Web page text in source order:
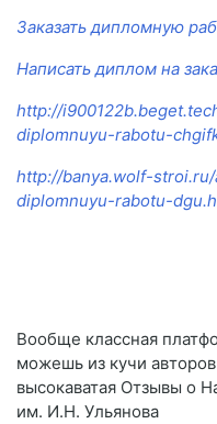
Заказать дипломную
Написать диплом на
http://
diplomnuyu-rabotu-
http://banya.wolf-
diplomnuyu-rabotu-
Вообще классная
можешь из кучи
высокаватая Отзывы о
им. И.Н. Ульянова